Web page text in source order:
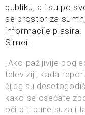
publiku, ali su po
se prostor za
informacije plasira.
Simei:
„Ako pažljivije
televiziji, kada
čijeg su
kako se osećate
oči biti pune suza i